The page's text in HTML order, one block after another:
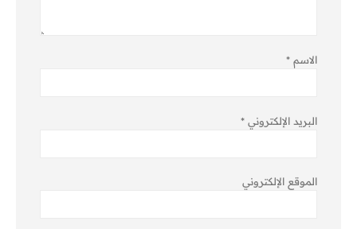
الاسم *
البريد الإلكتروني *
الموقع الإلكتروني